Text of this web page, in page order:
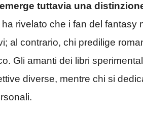
tuttavia una
rivelato che i fan del fantasy
al contrario, chi predilige
Gli amanti dei libri
diverse, mentre chi si